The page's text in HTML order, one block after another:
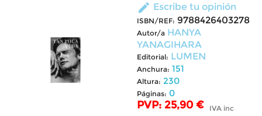
edit Escribe tu opinión
ISBN/REF: 9788426403278
Autor/a HANYA
YANAGIHARA
Editorial: LUMEN
Anchura: 151
Altura: 230
Páginas: 0
PVP: 25,90 € IVA inc